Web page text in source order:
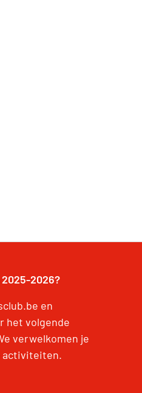
2026?
en
het volgende
verwelkomen je
activiteiten.